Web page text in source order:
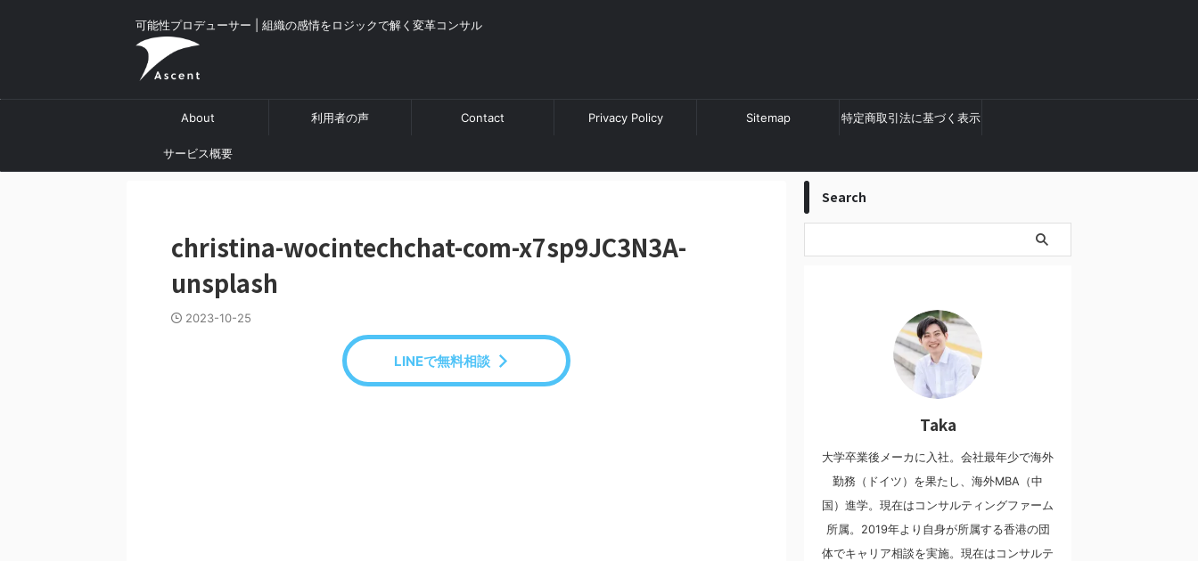
可能性プロデューサー | 組織の感情をロジックで解く変革コンサル
About 利用者の声 Contact Privacy Policy Sitemap 特定商取引法に基づく表示
サービス概要
christina-wocintechchat-com-x7sp9JC3N3A-
unsplash
2023-10-25
LINEで無料相談
Search
Taka
大学卒業後メーカに入社。会社最年少で海外
勤務（ドイツ）を果たし、海外MBA（中
国）進学。現在はコンサルティングファーム
所属。2019年より自身が所属する香港の団
体でキャリア相談を実施。現在はコンサルテ